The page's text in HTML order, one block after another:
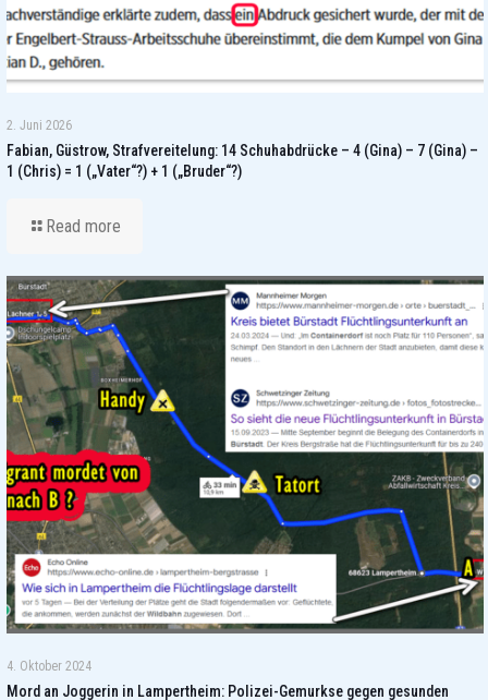
2. Juni 2026
Fabian, Güstrow, Strafvereitelung: 14 Schuhabdrücke – 4 (Gina) – 7 (Gina) –
1 (Chris) = 1 („Vater“?) + 1 („Bruder“?)
Read more
4. Oktober 2024
Mord an Joggerin in Lampertheim: Polizei-Gemurkse gegen gesunden